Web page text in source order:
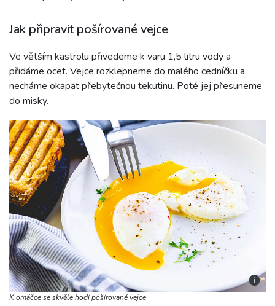
Jak připravit pošírované vejce
Ve větším kastrolu přivedeme k varu 1,5 litru vody a
přidáme ocet. Vejce rozklepneme do malého cedníčku a
necháme okapat přebytečnou tekutinu. Poté jej přesuneme
do misky.
i
K omáčce se skvěle hodí pošírované vejce